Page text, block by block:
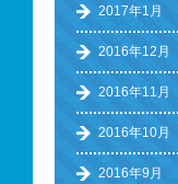
2017年1月
2016年12月
2016年11月
2016年10月
2016年9月